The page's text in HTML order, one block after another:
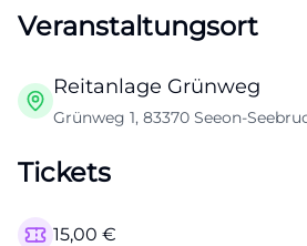
Veranstaltungsort
Reitanlage Grünweg
Grünweg 1, 83370 Seeon-
Tickets
15,00 €